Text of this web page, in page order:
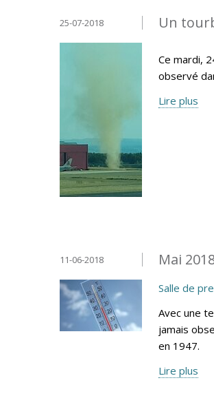
Un
25-07-2018
Ce mardi,
observé
Lire plus
Mai
11-06-2018
Salle de
Avec une
jamais
en 1947.
Lire plus